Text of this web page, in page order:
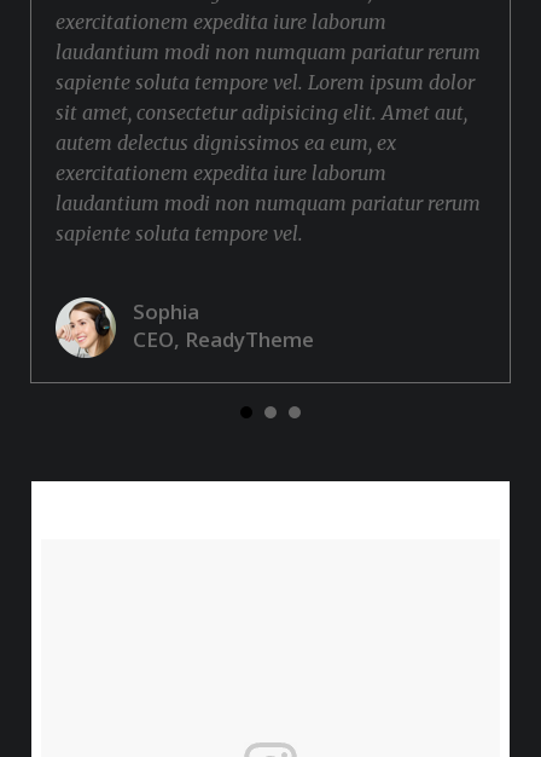
exercitationem expedita iure laborum
laudantium modi non numquam pariatur rerum
sapiente soluta tempore vel. Lorem ipsum dolor
sit amet, consectetur adipisicing elit. Amet aut,
autem delectus dignissimos ea eum, ex
exercitationem expedita iure laborum
laudantium modi non numquam pariatur rerum
sapiente soluta tempore vel.
Sophia
CEO, ReadyTheme